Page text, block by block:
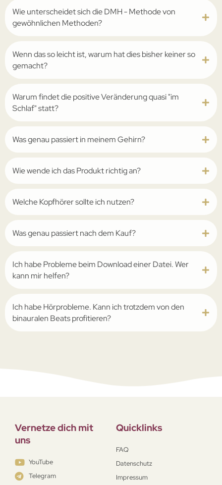
Wie unterscheidet sich die ­DMH - Methode von
gewöhnlichen Methoden?
Wenn das so leicht ist, warum hat dies bisher keiner so
gemacht?
Warum findet die positive Veränderung quasi "im
Schlaf" statt?
Was genau passiert in meinem Gehirn?
Wie wende ich das Produkt richtig an?
Welche Kopfhörer sollte ich nutzen?
Was genau passiert nach dem Kauf?
Ich habe Probleme beim Download einer Datei. Wer
kann mir helfen?
Ich habe Hörprobleme. Kann ich trotzdem von den
binauralen Beats profitieren?
Vernetze dich mit
uns
YouTube
Telegram
Quicklinks
FAQ
Datenschutz
Impressum